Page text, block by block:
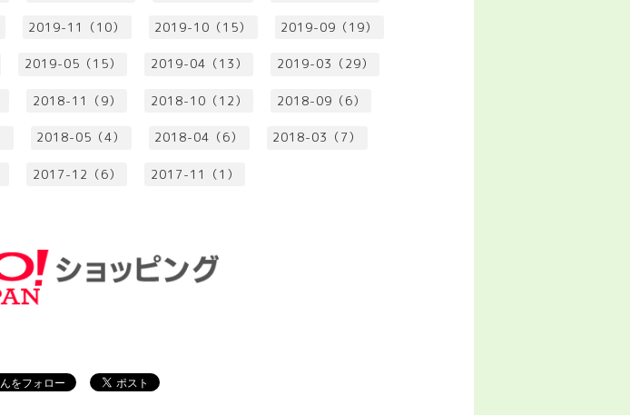
2019-11（10） 2019-10（15） 2019-09（19）
2019-05（15） 2019-04（13） 2019-03（29）
2018-11（9） 2018-10（12） 2018-09（6）
2018-05（4） 2018-04（6） 2018-03（7）
2017-12（6） 2017-11（1）